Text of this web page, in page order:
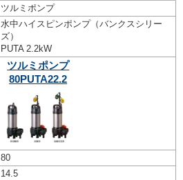
ツルミポンプ
水中ハイスピンポンプ（バンクスシリー
ズ）
PUTA 2.2kW
ツルミポンプ
80PUTA22.2
80
14.5